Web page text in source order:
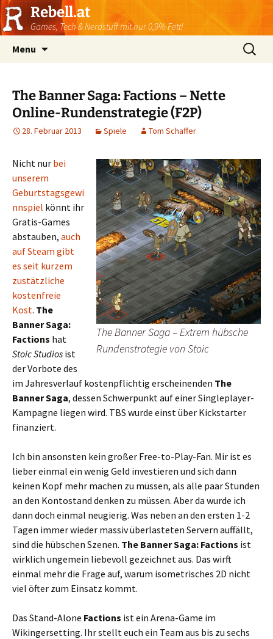
Rebell.at
Games, Tech & Nerdstuff mit nur 0,9% Fett!
Menu
Suchen
nach:
The Banner Saga: Factions – Nette
Online-Rundenstrategie (F2P)
28. Februar 2013 Spiele Tom Schaffer
The Banner Saga – Extrem hübsche
Rundenstrategie von Stoic
Nicht nur bei
unserem
Geburtstagsgewi
nnspiel könnt ihr
Gratis-Games
abstauben, auch
auf Steam gibt
es seit kurzem
zustätzliche
kostenfreie
Kost. The
Banner Saga:
Factions hat
Stoic Studios ist
der Vorbote des
im Jahresverlauf kostenpflichtig erscheinenden The
Banner Saga, dessen Schwerpunkt auf einer Singleplayer-
Kampagne liegen wird. TBS wurde einst über Kickstarter
finanziert.
Ich bin ansonsten kein großer Free-to-Play-Fan. Mir ist es
lieber einmal ein wenig Geld investieren und sich dann
keinen Kopf mehr machen zu müssen, als alle paar Stunden
an den Kontostand denken zu müssen. Aber da wurde ich
dann doch einmal neugierig. Was neben an den ersten 1-2
Tagen immer wieder massiv überlasteten Servern auffällt,
sind die hübschen Szenen. The Banner Saga: Factions ist
wirklich ungemein liebevoll gezeichnet aus. Das wirft
einmal mehr die Frage auf, warum isometrisches 2D nicht
viel öfter zum Einsatz kommt.
Das Stand-Alone Factions ist ein Arena-Game im
Wikingersetting. Ihr stellt euch ein Team aus bis zu sechs